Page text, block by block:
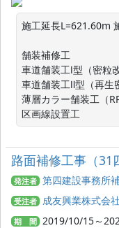
施工延長L=621.60m
舗装補修工
車道舗装工Ⅰ型（密
車道舗装工Ⅱ型（再
薄層カラー舗装工（
区画線設置工　　　
路面補修工事（31
発注者 第四建設事務所
受注者 成友興業株式会社
期 間 2019/10/15～